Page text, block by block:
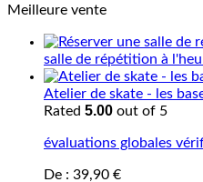
Meilleure vente
salle de répétition à
Atelier de skate - les
Rated 5.00 out of 5
évaluations globales
De : 39,90 €